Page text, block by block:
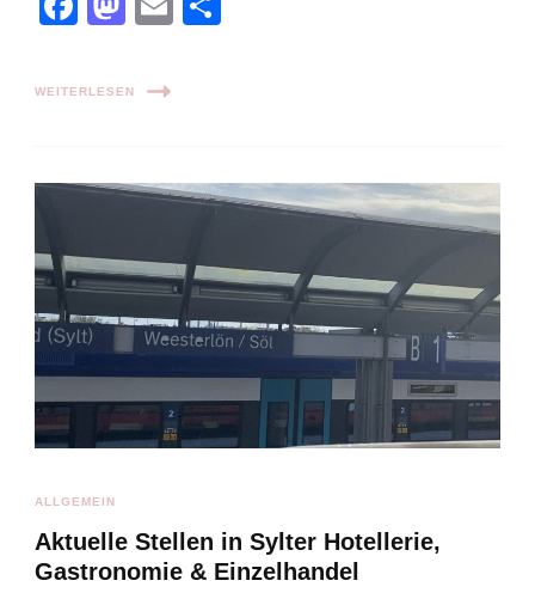
WEITERLESEN
ALLGEMEIN
Aktuelle Stellen in Sylter Hotellerie,
Gastronomie & Einzelhandel